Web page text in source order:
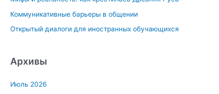
Коммуникативные барьеры в общении
Открытый диалоги для иностранных обучающихся
Архивы
Июль 2026